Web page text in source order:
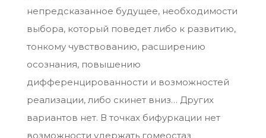
непредсказанное будущее, необходимости
выбора, который поведет либо к развитию,
тонкому чувствованию, расширению
осознания, повышению
дифференцированности и возможностей
реализации, либо скинет вниз… Других
вариантов нет. В точках бифуркации нет
возможности удержать гомеостаз